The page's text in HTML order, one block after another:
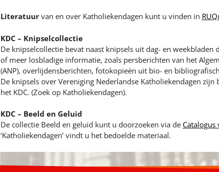
Literatuurvan en over Katholiekendagen kunt u vinden in
KDC – Knipselcollectie
De knipselcollectie bevat naast knipsels uit dag- en weekbladen
of meer losbladige informatie, zoals persberichten van het
(ANP), overlijdensberichten, fotokopieën uit bio- en
De knipsels over Vereniging Nederlandse Katholiekendagen zijn
het KDC. (Zoek op Katholiekendagen).
KDC – Beeld en Geluid
De collectie Beeld en geluid kunt u doorzoeken via de Catalogus
‘Katholiekendagen’ vindt u het bedoelde materiaal.